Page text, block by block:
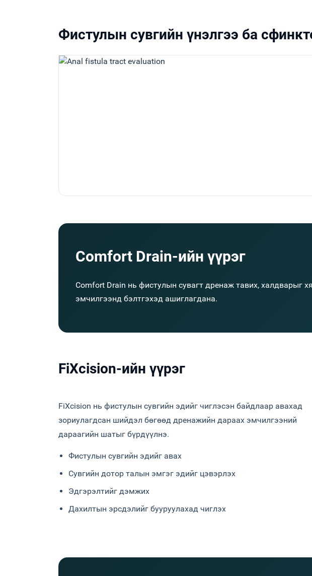
Фистулын сувгийн үнэлгээ ба
Comfort Drain-ийн үүрэг
Comfort Drain нь фистулын сувагт дренаж тавих, халдварыг
эмчилгээнд бэлтгэхэд ашиглагдана.
FiXcision-ийн үүрэг
FiXcision нь фистулын сувгийн эдийг чиглэсэн байдлаар авахад
зориулагдсан шийдэл бөгөөд дренажийн дараах эмчилгээний
дараагийн шатыг бүрдүүлнэ.
Фистулын сувгийн эдийг авах
Сувгийн дотор талын эмгэг эдийг цэвэрлэх
Эдгэрэлтийг дэмжих
Дахилтын эрсдэлийг бууруулахад чиглэх